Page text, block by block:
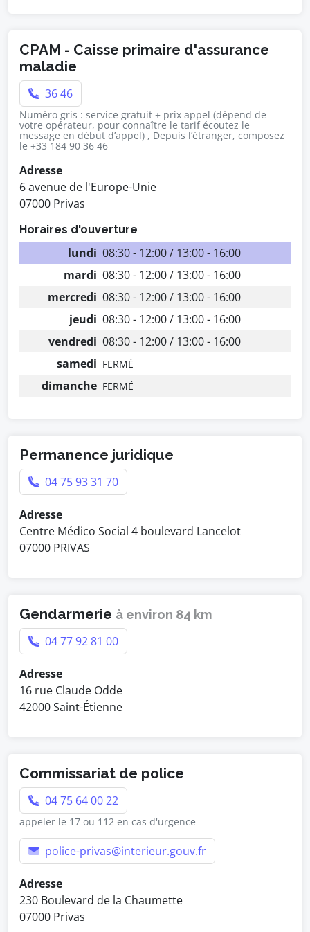
CPAM - Caisse primaire d'assurance
maladie
36 46
Numéro gris : service gratuit + prix appel (dépend de
votre opérateur, pour connaître le tarif écoutez le
message en début d’appel) , Depuis l’étranger, composez
le +33 184 90 36 46
Adresse
6 avenue de l'Europe-Unie
07000 Privas
Horaires d'ouverture
lundi 08:30 - 12:00 / 13:00 - 16:00
mardi 08:30 - 12:00 / 13:00 - 16:00
mercredi 08:30 - 12:00 / 13:00 - 16:00
jeudi 08:30 - 12:00 / 13:00 - 16:00
vendredi 08:30 - 12:00 / 13:00 - 16:00
samedi FERMÉ
dimanche FERMÉ
Permanence juridique
04 75 93 31 70
Adresse
Centre Médico Social 4 boulevard Lancelot
07000 PRIVAS
Gendarmerie à environ 84 km
04 77 92 81 00
Adresse
16 rue Claude Odde
42000 Saint-Étienne
Commissariat de police
04 75 64 00 22
appeler le 17 ou 112 en cas d'urgence
police-privas@interieur.gouv.fr
Adresse
230 Boulevard de la Chaumette
07000 Privas